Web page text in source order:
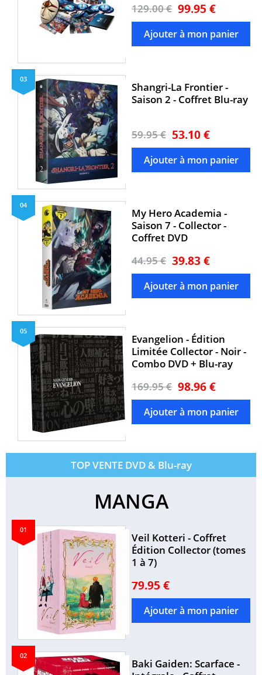
129.00 € 99.95 €
03
Shangri-La Frontier -
Saison 2 - Coffret Blu-ray
59.95 € 53.10 €
04
My Hero Academia -
Saison 7 - Collector -
Coffret DVD
44.95 € 39.83 €
05
Evangelion - Édition
Limitée Collector - Noir -
Combo DVD + Blu-ray
169.95 € 98.96 €
TOP VENTE DVD & Blu-ray
MANGA
01
Veil Kotteri - Coffret
Édition Collector (tomes
1 à 7)
79.95 €
02
Baki Gaiden: Scarface -